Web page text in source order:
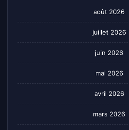
août 2026
juillet 2026
juin 2026
mai 2026
avril 2026
mars 2026